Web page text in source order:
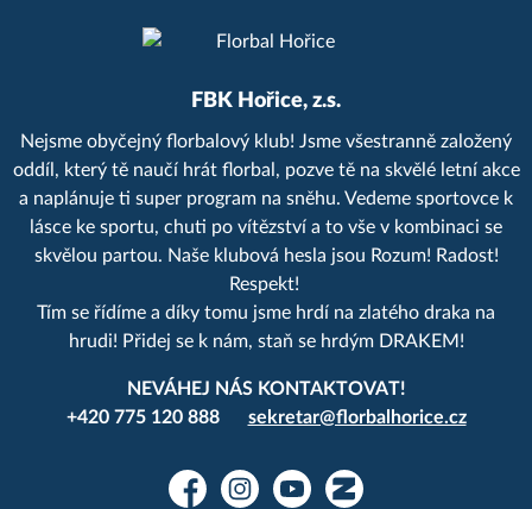
FBK Hořice, z.s.
Nejsme obyčejný florbalový klub! Jsme všestranně založený
oddíl, který tě naučí hrát florbal, pozve tě na skvělé letní akce
a naplánuje ti super program na sněhu. Vedeme sportovce k
lásce ke sportu, chuti po vítězství a to vše v kombinaci se
skvělou partou. Naše klubová hesla jsou Rozum! Radost!
Respekt!
Tím se řídíme a díky tomu jsme hrdí na zlatého draka na
hrudi! Přidej se k nám, staň se hrdým DRAKEM!
NEVÁHEJ NÁS KONTAKTOVAT!
+420 775 120 888 sekretar@florbalhorice.cz
FacebookInstagramYouTubeZonerama